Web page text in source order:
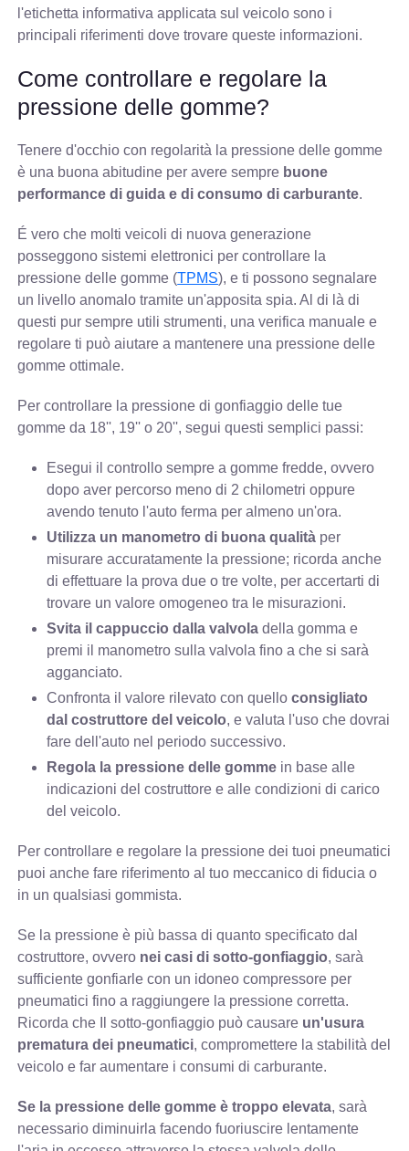
l'etichetta informativa applicata sul veicolo sono i
principali riferimenti dove trovare queste informazioni.
Come controllare e regolare la
pressione delle gomme?
Tenere d'occhio con regolarità la pressione delle gomme
è una buona abitudine per avere sempre buone
performance di guida e di consumo di carburante.
É vero che molti veicoli di nuova generazione
posseggono sistemi elettronici per controllare la
pressione delle gomme (TPMS), e ti possono segnalare
un livello anomalo tramite un'apposita spia. Al di là di
questi pur sempre utili strumenti, una verifica manuale e
regolare ti può aiutare a mantenere una pressione delle
gomme ottimale.
Per controllare la pressione di gonfiaggio delle tue
gomme da 18'', 19'' o 20'', segui questi semplici passi:
Esegui il controllo sempre a gomme fredde, ovvero
dopo aver percorso meno di 2 chilometri oppure
avendo tenuto l'auto ferma per almeno un'ora.
Utilizza un manometro di buona qualità per
misurare accuratamente la pressione; ricorda anche
di effettuare la prova due o tre volte, per accertarti di
trovare un valore omogeneo tra le misurazioni.
Svita il cappuccio dalla valvola della gomma e
premi il manometro sulla valvola fino a che si sarà
agganciato.
Confronta il valore rilevato con quelloconsigliato
dal costruttore del veicolo, e valuta l'uso che dovrai
fare dell'auto nel periodo successivo.
Regola la pressione delle gomme in base alle
indicazioni del costruttore e alle condizioni di carico
del veicolo.
Per controllare e regolare la pressione dei tuoi pneumatici
puoi anche fare riferimento al tuo meccanico di fiducia o
in un qualsiasi gommista.
Se la pressione è più bassa di quanto specificato dal
costruttore, ovvero nei casi di sotto-gonfiaggio, sarà
sufficiente gonfiarle con un idoneo compressore per
pneumatici fino a raggiungere la pressione corretta.
Ricorda che Il sotto-gonfiaggio può causare un'usura
prematura dei pneumatici, compromettere la stabilità del
veicolo e far aumentare i consumi di carburante.
Se la pressione delle gomme è troppo elevata, sarà
necessario diminuirla facendo fuoriuscire lentamente